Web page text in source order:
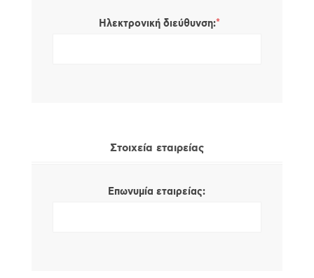
Ηλεκτρονική διεύθυνση:*
Στοιχεία εταιρείας
Επωνυμία εταιρείας: